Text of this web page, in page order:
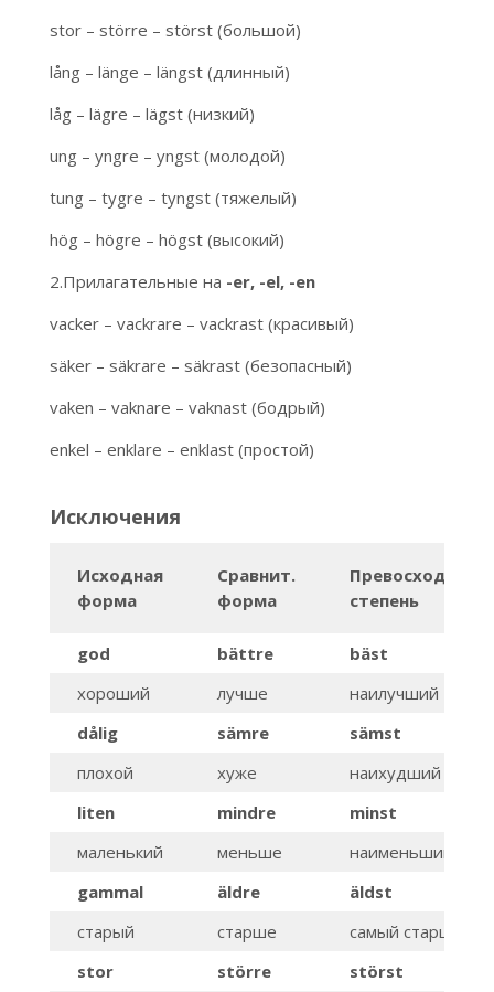
stor – större – störst (большой)
lång – länge – längst (длинный)
låg – lägre – lägst (низкий)
ung – yngre – yngst (молодой)
tung – tygre – tyngst (тяжелый)
hög – högre – högst (высокий)
2.Прилагательные на -er, -el, -en
vacker – vackrare – vackrast (красивый)
säker – säkrare – säkrast (безопасный)
vaken – vaknare – vaknast (бодрый)
enkel – enklare – enklast (простой)
Исключения
Исходная
форма
Сравнит.
форма
Превосходная
степень
god bättre
bäst
хороший
лучше
наилучший
dålig
sämre
sämst
плохой
хуже
наихудший
liten
mindre
minst
маленький
меньше
наименьший
gammal
äldre
äldst
старый
старше
самый старший
stor
större
störst